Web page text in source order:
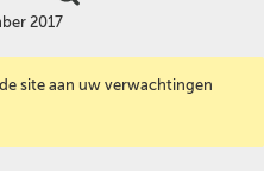
2017
site aan uw verwachtingen